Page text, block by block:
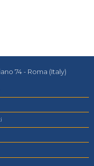
74 - Roma (Italy)